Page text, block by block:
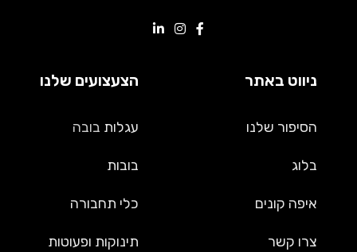
ניווט באתר
הסיפור שלנו
בלוג
איפה קונים
צרו קשר
הצעצועים שלנו
עגלות בובה
בובות
כלי תחבורה
תינוקות ופעוטות